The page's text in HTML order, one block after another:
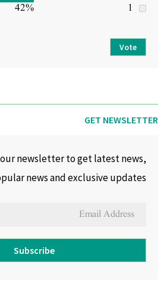
1
42%
Vote
GET NEWSLETTER
newsletter to get latest news,
news and exclusive updates.
Subscribe